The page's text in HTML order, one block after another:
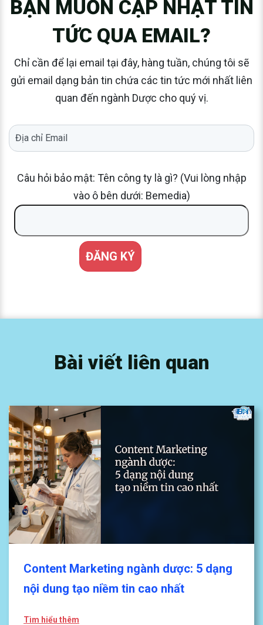
BẠN MUỐN CẬP NHẬT TIN
TỨC QUA EMAIL?
Chỉ cần để lại email tại đây, hàng tuần, chúng tôi sẽ
gửi email dạng bản tin chứa các tin tức mới nhất liên
quan đến ngành Dược cho quý vị.
Câu hỏi bảo mật: Tên công ty là gì? (Vui lòng nhập
vào ô bên dưới: Bemedia)
Bài viết liên quan
Content Marketing ngành dược: 5 dạng
nội dung tạo niềm tin cao nhất
Tìm hiểu thêm